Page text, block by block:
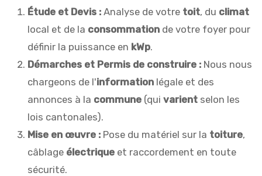
Étude et Devis : Analyse de votre toit, du climat
local et de la consommation de votre foyer pour
définir la puissance en kWp.
Démarches et Permis de construire : Nous nous
chargeons de l'information légale et des
annonces à la commune (qui varient selon les
lois cantonales).
Mise en œuvre : Pose du matériel sur la toiture,
câblage électrique et raccordement en toute
sécurité.